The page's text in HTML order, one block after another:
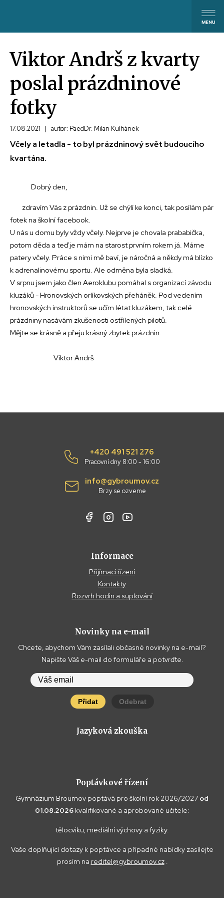
Viktor Andrš z kvarty
poslal prázdninové
fotky
17.08.2021 | autor: PaedDr. Milan Kulhánek
Včely a letadla - to byl prázdninový svět budoucího
kvartána.
Dobrý den,
zdravím Vás z prázdnin. Už se chýlí ke konci, tak posílám pár
fotek na školní facebook.
U nás u domu byly vždy včely. Nejprve je chovala prababička,
potom děda a teď je mám na starost prvním rokem já. Máme
patery včely. Práce s nimi mě baví, je náročná a někdy má blízko
k adrenalinovému sportu. Ale odměna byla sladká.
V srpnu jsem jako člen Aeroklubu pomáhal s organizací závodu
kluzáků - Hronovských orlíkovských přeháněk. Pod vedením
hronovských instruktorů se učím létat kluzákem, tak celé
prázdniny nasávám zkušenosti ostřílených pilotů.
Mějte se krásně a přeju krásný zbytek prázdnin.
Viktor Andrš
+420 491 521 276
Pracovní dny 8:00 - 16:00
info@gybroumov.cz
Brzy se ozveme
Informace
Přijímací řízení
Kontakty
Rozvrh hodin a suplování
Novinky na e-mail
Chcete, abychom Vám zasílali občasné novinky na e-mail?
Napište Váš e-mail do formuláře a potvrďte.
Přidat Odebrat
Jazyková zkouška
Poptávkové řízení
Gymnázium Broumov poptává pro školní rok 2026/2027 od
01.08.2026 kvalifikované a aprobované učitele:
tělocviku, mediální výchovy a fyziky.
Vaše doplňující dotazy k poptávce a případné nabídky zasílejte
prosím na reditel@gybroumov.cz.